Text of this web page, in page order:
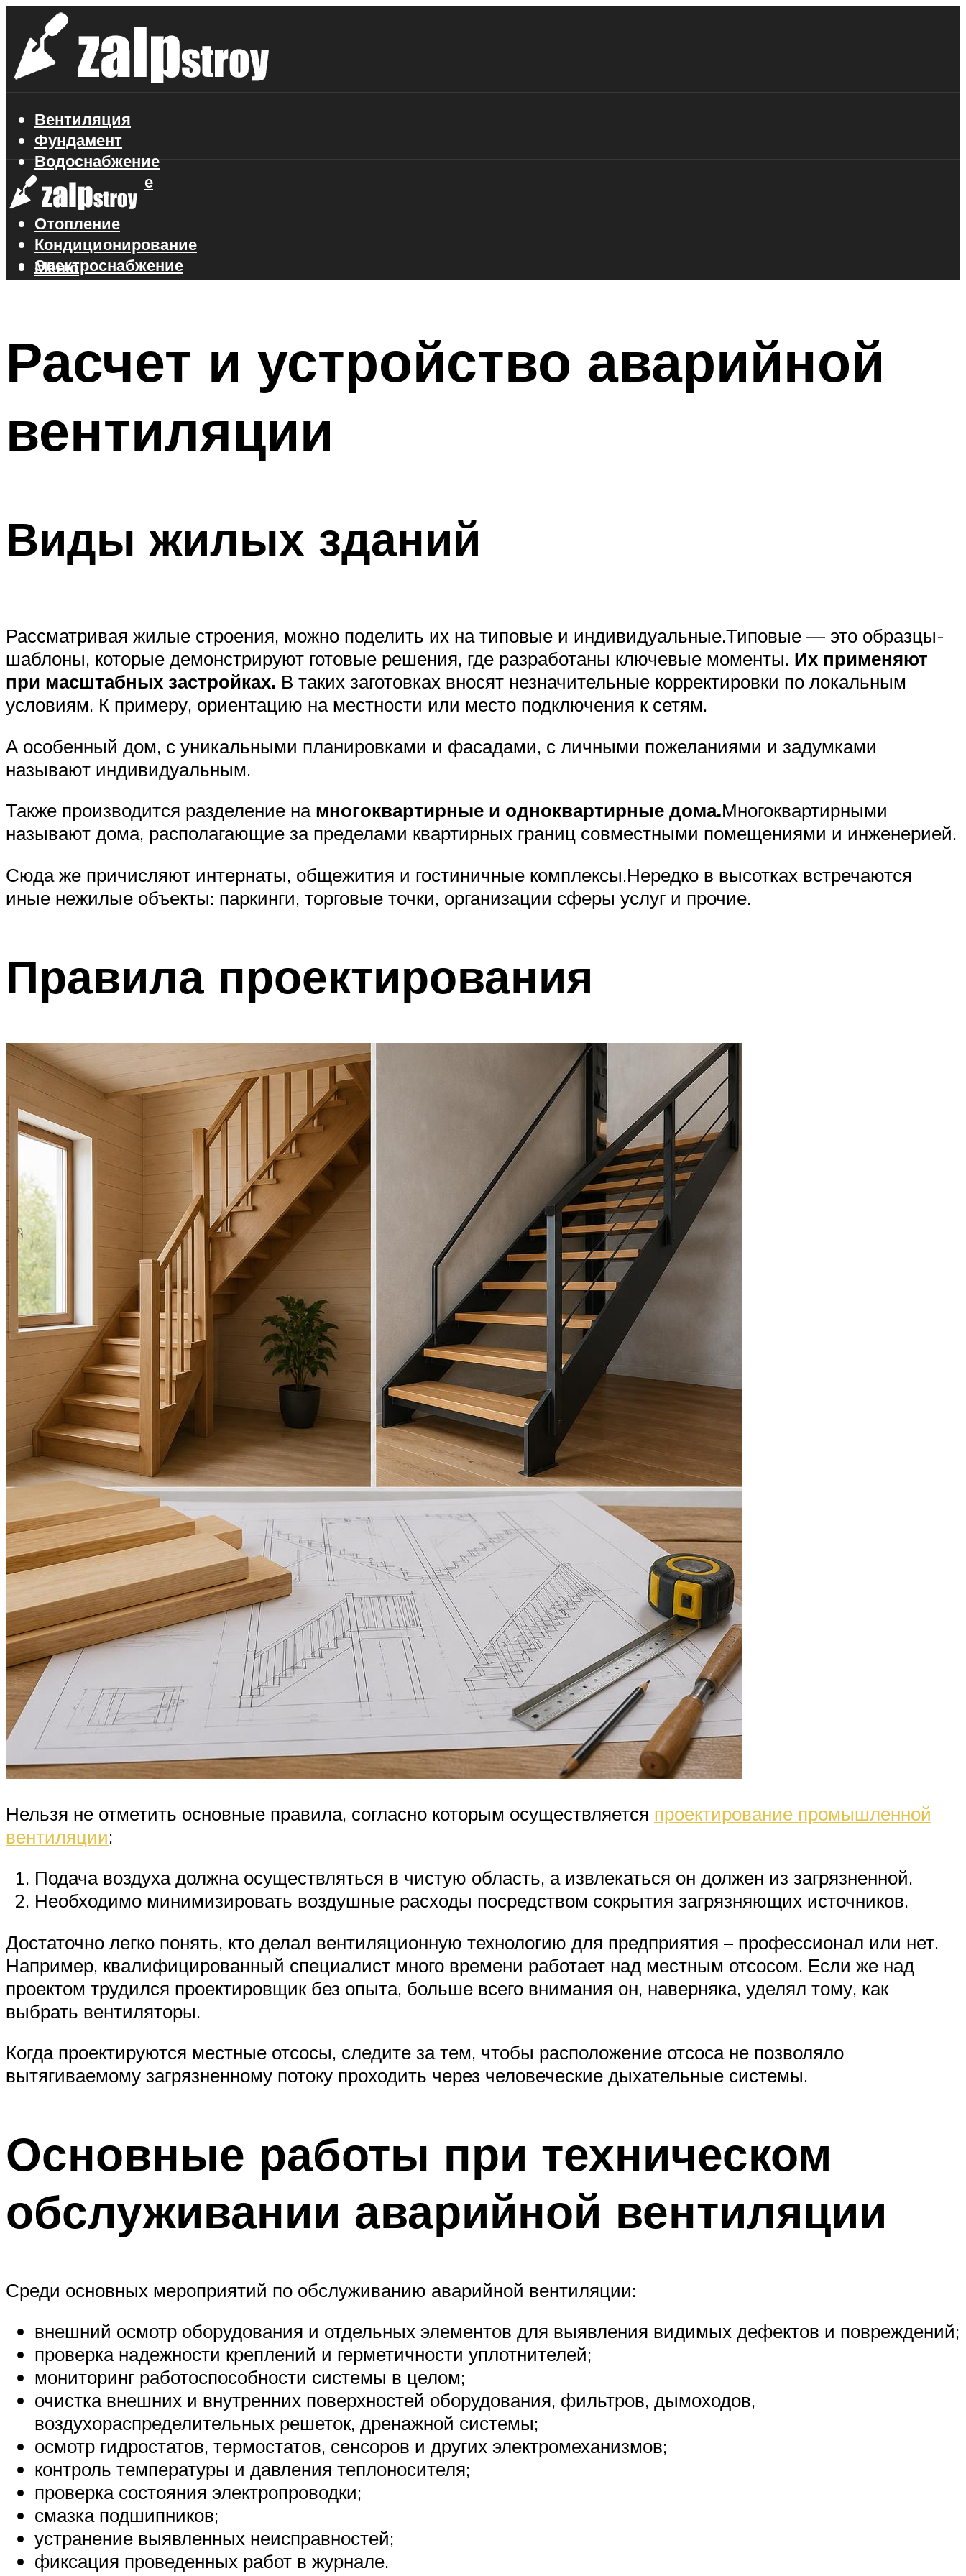
Вентиляция
Фундамент
Водоснабжение
Газоснабжение
Канализация
Отопление
Кондиционирование
Электроснабжение
Стройматериалы
Меню
Расчет и устройство аварийной
вентиляции
Виды жилых зданий
Рассматривая жилые строения, можно поделить их на типовые и индивидуальные.Типовые — это образцы-
шаблоны, которые демонстрируют готовые решения, где разработаны ключевые моменты. Их применяют
при масштабных застройках. В таких заготовках вносят незначительные корректировки по локальным
условиям. К примеру, ориентацию на местности или место подключения к сетям.
А особенный дом, с уникальными планировками и фасадами, с личными пожеланиями и задумками
называют индивидуальным.
Также производится разделение на многоквартирные и одноквартирные дома.Многоквартирными
называют дома, располагающие за пределами квартирных границ совместными помещениями и инженерией.
Сюда же причисляют интернаты, общежития и гостиничные комплексы.Нередко в высотках встречаются
иные нежилые объекты: паркинги, торговые точки, организации сферы услуг и прочие.
Правила проектирования
Нельзя не отметить основные правила, согласно которым осуществляется проектирование промышленной
вентиляции:
Подача воздуха должна осуществляться в чистую область, а извлекаться он должен из загрязненной.
Необходимо минимизировать воздушные расходы посредством сокрытия загрязняющих источников.
Достаточно легко понять, кто делал вентиляционную технологию для предприятия – профессионал или нет.
Например, квалифицированный специалист много времени работает над местным отсосом. Если же над
проектом трудился проектировщик без опыта, больше всего внимания он, наверняка, уделял тому, как
выбрать вентиляторы.
Когда проектируются местные отсосы, следите за тем, чтобы расположение отсоса не позволяло
вытягиваемому загрязненному потоку проходить через человеческие дыхательные системы.
Основные работы при техническом
обслуживании аварийной вентиляции
Среди основных мероприятий по обслуживанию аварийной вентиляции:
внешний осмотр оборудования и отдельных элементов для выявления видимых дефектов и повреждений;
проверка надежности креплений и герметичности уплотнителей;
мониторинг работоспособности системы в целом;
очистка внешних и внутренних поверхностей оборудования, фильтров, дымоходов,
воздухораспределительных решеток, дренажной системы;
осмотр гидростатов, термостатов, сенсоров и других электромеханизмов;
контроль температуры и давления теплоносителя;
проверка состояния электропроводки;
смазка подшипников;
устранение выявленных неисправностей;
фиксация проведенных работ в журнале.